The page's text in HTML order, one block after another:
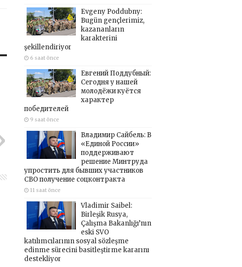
Evgeny Poddubny:
Bugün gençlerimiz,
kazananların
karakterini
şekillendiriyor
6 saat önce
Евгений Поддубный:
Сегодня у нашей
молодёжи куётся
характер
победителей
9 saat önce
Владимир Сайбель: В
«Единой России»
поддерживают
решение Минтруда
упростить для бывших участников
СВО получение соцконтракта
11 saat önce
Vladimir Saibel:
Birleşik Rusya,
Çalışma Bakanlığı’nın
eski SVO
katılımcılarının sosyal sözleşme
edinme sürecini basitleştirme kararını
destekliyor